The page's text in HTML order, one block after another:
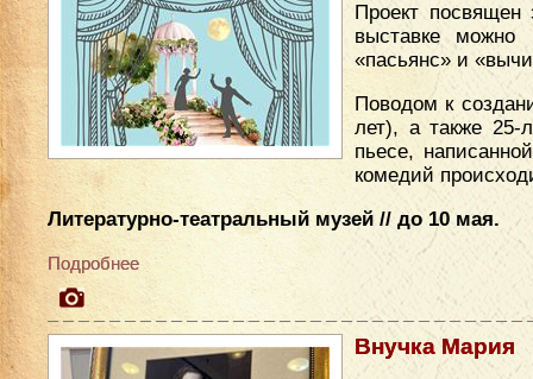
Проект
выставке можно
«пасьянс» и
Поводом к
лет), а также 25-
пьесе,
комедий
Литературно-театральный музей // до 10 мая.
Подробнее
Внучка Мария